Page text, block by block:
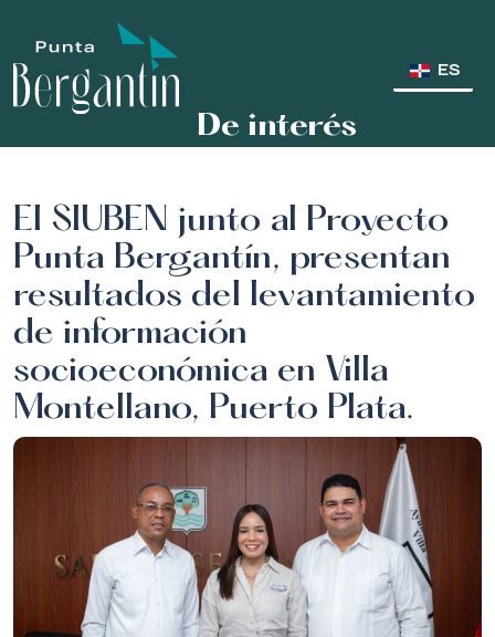
De interés
ES
El SIUBEN junto al Proyecto
Punta Bergantín, presentan
resultados del levantamiento
de información
socioeconómica en Villa
Montellano, Puerto Plata.